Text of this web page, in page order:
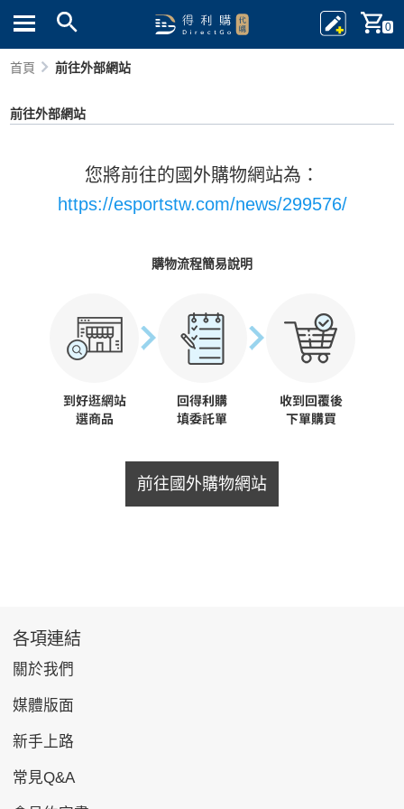
0
首頁 前往外部網站
前往外部網站
您將前往的國外購物網站為：
https://esportstw.com/news/299576/
購物流程簡易說明
前往國外購物網站
各項連結
關於我們
媒體版面
新手上路
常見Q&A